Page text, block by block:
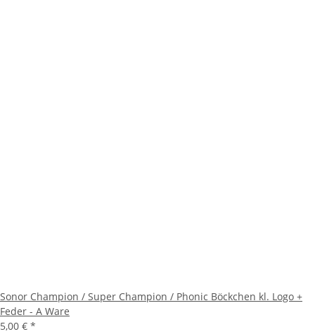
Sonor Champion / Super Champion / Phonic Böckchen kl. Logo +
Feder - A Ware
5,00 € *